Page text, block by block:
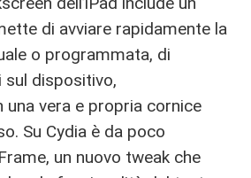
di avviare rapidamente la
o programmata, di
sul dispositivo,
vera e propria cornice
Su Cydia è da poco
un nuovo tweak che